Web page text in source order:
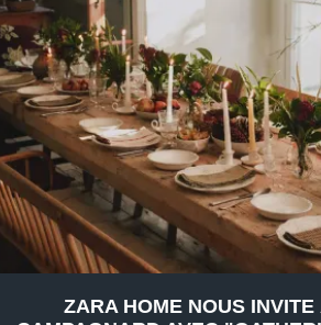
ZARA HOME NOUS